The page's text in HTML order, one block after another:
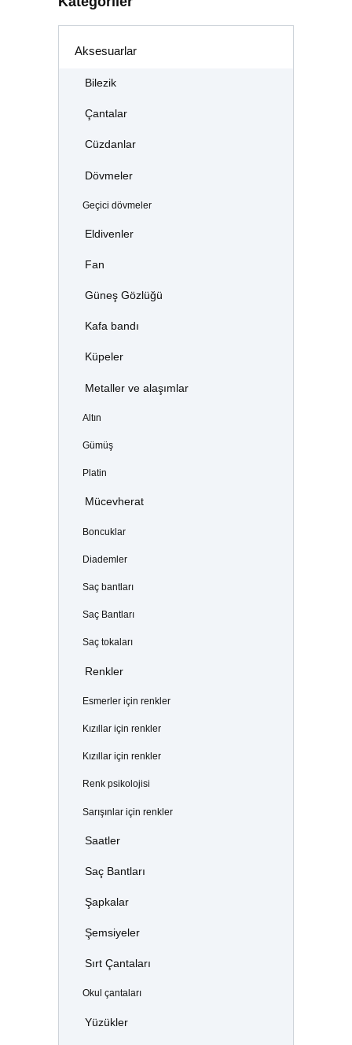
Aksesuarlar
Bilezik
Çantalar
Cüzdanlar
Dövmeler
Geçici dövmeler
Eldivenler
Fan
Güneş Gözlüğü
Kafa bandı
Küpeler
Metaller ve alaşımlar
Altın
Gümüş
Platin
Mücevherat
Boncuklar
Diademler
Saç bantları
Saç Bantları
Saç tokaları
Renkler
Esmerler için renkler
Kızıllar için renkler
Kızıllar için renkler
Renk psikolojisi
Sarışınlar için renkler
Saatler
Saç Bantları
Şapkalar
Şemsiyeler
Sırt Çantaları
Okul çantaları
Yüzükler